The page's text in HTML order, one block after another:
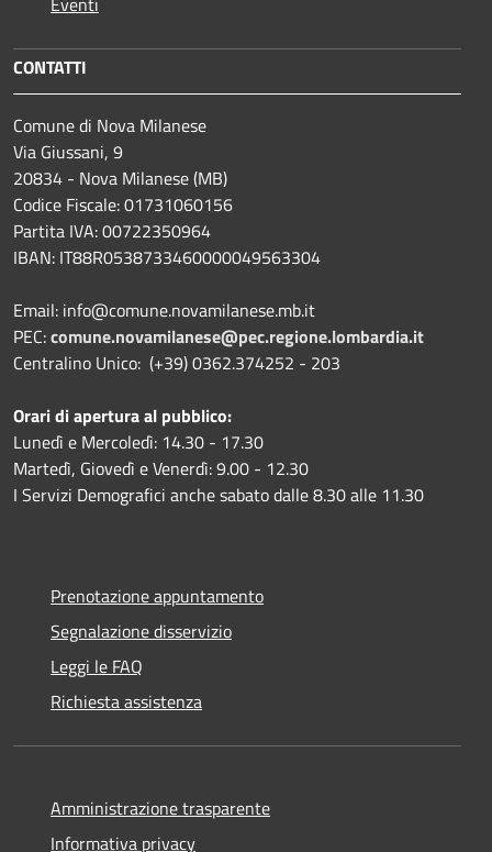
CONTATTI
Comune di Nova Milanese
Via Giussani, 9
20834 - Nova Milanese (MB)
Codice Fiscale: 01731060156
Partita IVA: 00722350964
IBAN: IT88R0538733460000049563304
Email: info@comune.novamilanese.mb.it
PEC:comune.novamilanese@pec.regione.lombardia.it
Centralino Unico: (+39) 0362.374252 - 203
Orari di apertura al pubblico:
Lunedì e Mercoledì: 14.30 - 17.30
Martedì, Giovedì e Venerdì: 9.00 - 12.30
I Servizi Demografici anche sabato dalle 8.30 alle 11.30
Prenotazione appuntamento
Segnalazione disservizio
Leggi le FAQ
Richiesta assistenza
Amministrazione trasparente
Informativa privacy